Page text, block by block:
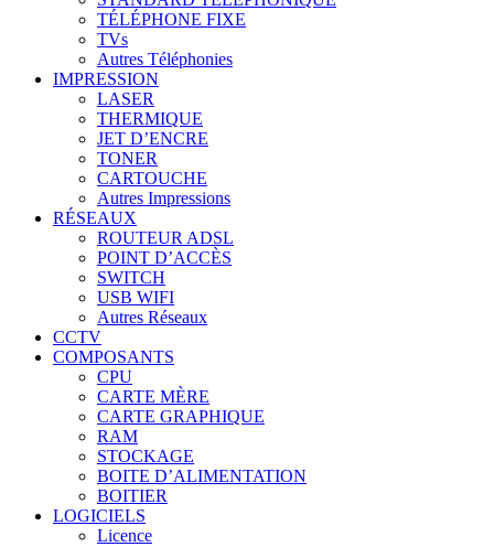
TÉLÉPHONE FIXE
TVs
Autres Téléphonies
IMPRESSION
LASER
THERMIQUE
JET D’ENCRE
TONER
CARTOUCHE
Autres Impressions
RÉSEAUX
ROUTEUR ADSL
POINT D’ACCÈS
SWITCH
USB WIFI
Autres Réseaux
CCTV
COMPOSANTS
CPU
CARTE MÈRE
CARTE GRAPHIQUE
RAM
STOCKAGE
BOITE D’ALIMENTATION
BOITIER
LOGICIELS
Licence